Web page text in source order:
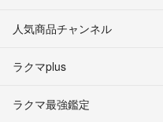
人気商品チャンネル
ラクマplus
ラクマ最強鑑定